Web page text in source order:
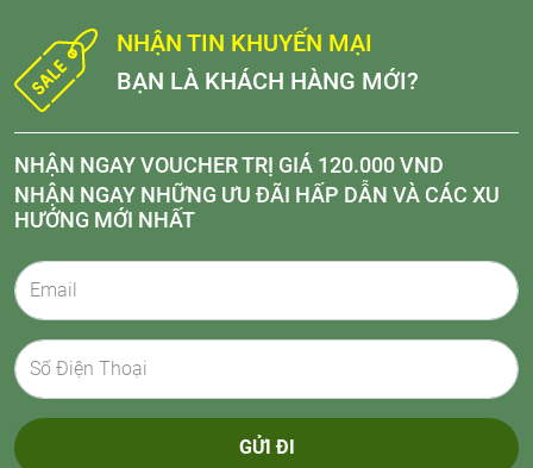
NHẬN TIN KHUYẾN MẠI
BẠN LÀ KHÁCH HÀNG MỚI?
NHẬN NGAY VOUCHER TRỊ GIÁ 120.000 VND
NHẬN NGAY NHỮNG ƯU ĐÃI HẤP DẪN VÀ CÁC XU
HƯỚNG MỚI NHẤT
GỬI ĐI